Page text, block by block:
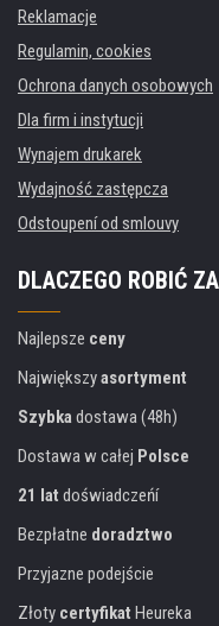
Reklamacje
Regulamin, cookies
Ochrona danych osobowych
Dla firm i instytucji
Wynajem drukarek
Wydajność zastępcza
Odstoupení od smlouvy
DLACZEGO ROBIĆ
Najlepsze ceny
Największyasortyment
Szybkadostawa (48h)
Dostawa w całej Polsce
21 lat doświadczeńí
Bezpłatne doradztwo
Przyjazne podejście
Złoty certyfikat Heureka